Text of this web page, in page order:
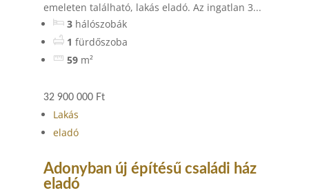
emeleten található, lakás eladó. Az ingatlan 3...
3 hálószobák
1 fürdőszoba
59 m²
32 900 000 Ft
Lakás
eladó
Adonyban új építésű családi ház
eladó